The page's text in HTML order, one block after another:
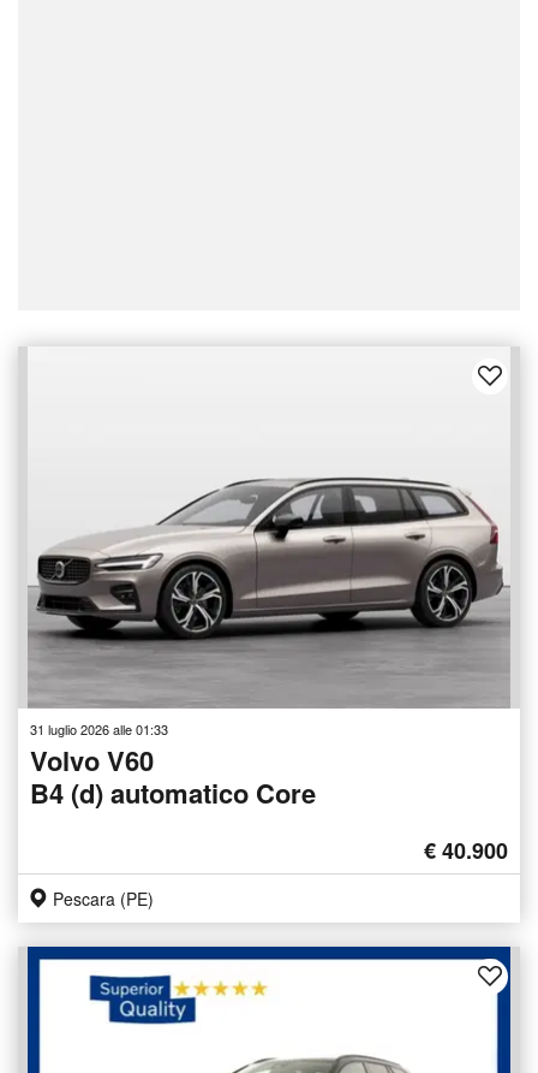
31 luglio 2026 alle 01:33
Volvo V60
B4 (d) automatico Core
€ 40.900
Pescara (PE)